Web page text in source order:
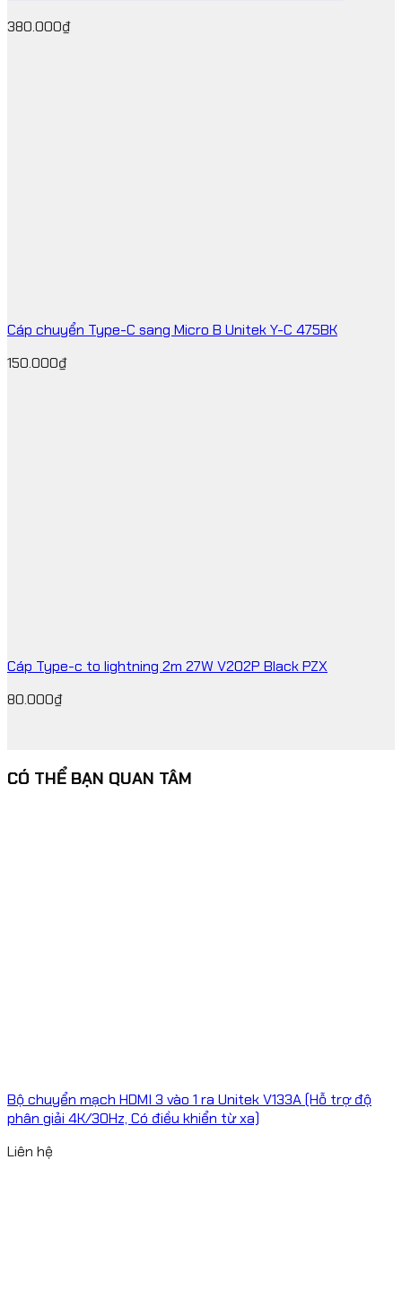
380.000₫
Cáp chuyển Type-C sang Micro B Unitek Y-C 475BK
150.000₫
Cáp Type-c to lightning 2m 27W V202P Black PZX
80.000₫
CÓ THỂ BẠN QUAN TÂM
Bộ chuyển mạch HDMI 3 vào 1 ra Unitek V133A (Hỗ trợ độ
phân giải 4K/30Hz, Có điều khiển từ xa)
Liên hệ